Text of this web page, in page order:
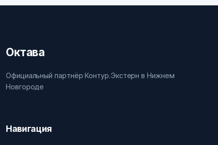
Октава
Официальный партнёр Контур.Экстерн в Нижнем
Новгороде
Навигация